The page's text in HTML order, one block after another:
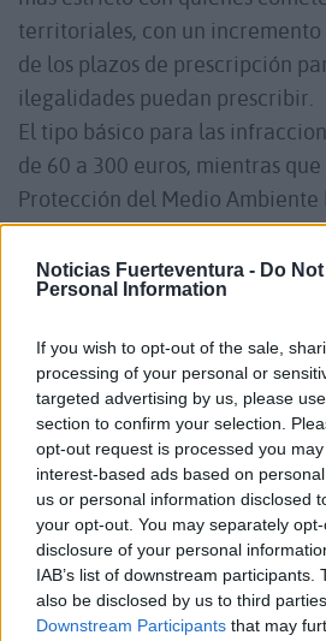
Noticias Fuerteventura - Do
Personal Information
If you wish to opt-out of the sale,
processing of your personal or
targeted advertising by us, please
section to confirm your selection.
opt-out request is processed you
interest-based ads based on
us or personal information disclosed
your opt-out. You may separately
disclosure of your personal
IAB’s list of downstream participants.
also be disclosed by us to third
Downstream Participants that may
territoriales, con un incremento
de los plazos de prescripción
ilegalidades puedan prescribir.
El tipo básico para las
de 60 a 300 euros, mientras
Protección del Medio Ambiente
plazo de actuación de seis a
Asimismo, la prescripción de
urbanísticas y territoriales ha
UN 40% MENOS DE
Con el fin de agilizar la
ha propuesto reducir en
la documentación necesaria
general, mediante la
obligatorias y la reducción de
aprobación.
En materia de vivienda, la